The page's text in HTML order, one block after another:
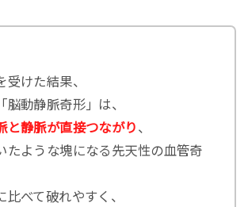
受けた結果、
脳動静脈奇形」は、
と静脈が直接つながり 、
たような塊になる先天性の血管奇
比べて破れやすく、